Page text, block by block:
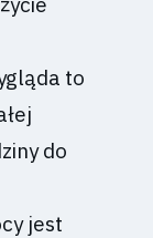
to
do
jest